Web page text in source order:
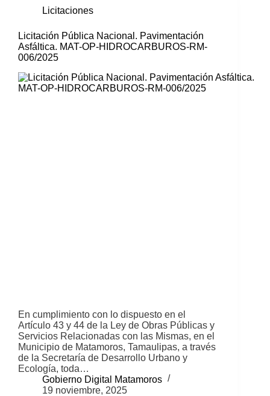
Licitaciones
Licitación Pública Nacional. Pavimentación
Asfáltica. MAT-OP-HIDROCARBUROS-RM-
006/2025
En cumplimiento con lo dispuesto en el
Artículo 43 y 44 de la Ley de Obras Públicas y
Servicios Relacionadas con las Mismas, en el
Municipio de Matamoros, Tamaulipas, a través
de la Secretaría de Desarrollo Urbano y
Ecología, toda…
Gobierno Digital Matamoros
19 noviembre, 2025